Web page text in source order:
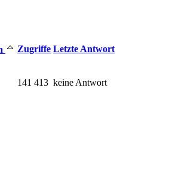
Zugriffe Letzte Antwort
141 413 keine Antwort